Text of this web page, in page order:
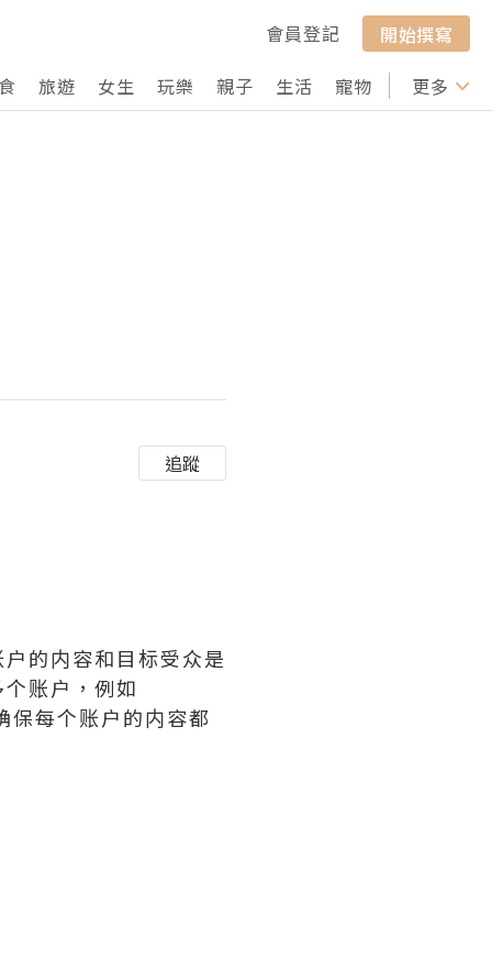
會員登記
開始撰寫
旅遊 女生 玩樂 親子 生活 寵物 行山 打卡
更多
追蹤
的内容和目标受众是
账户，例如
每个账户的内容都